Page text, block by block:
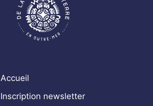
Accueil
Inscription newsletter